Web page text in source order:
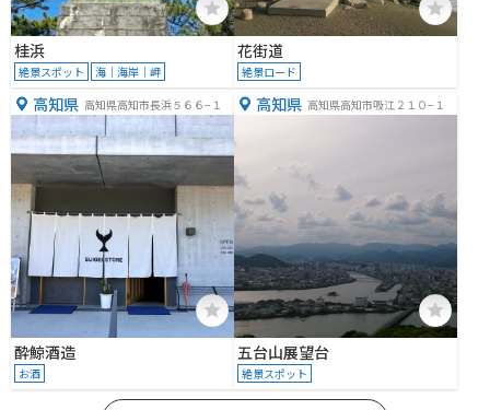
桂浜
絶景スポット 海｜海岸｜岬
花街道
絶景ロード
高知県 高知県高知市長浜５６６−１
酔鯨酒造
お酒
高知県 高知県高知市吸江２１０−１
五台山展望台
絶景スポット